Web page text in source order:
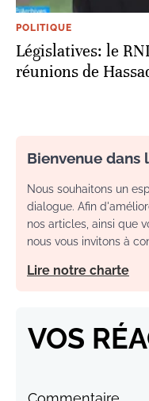
POLITIQUE
Législatives: le
réunions de
Bienvenue dans
Nous souhaitons un
dialogue. Afin
nos articles, ainsi que
nous vous invitons à
Lire notre charte
VOS